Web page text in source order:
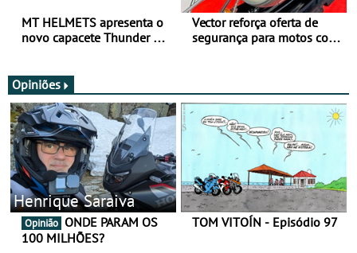
MT HELMETS apresenta o
novo capacete Thunder 4 R
Vector reforça oferta de
segurança para motos com
Opiniões
Henrique Saraiva
Opinião
100 MILHÕES?
TOM VITOÍN - Episódio 97